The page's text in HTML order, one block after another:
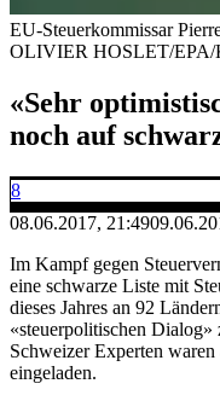
EU-Steuerkommissar
OLIVIER HOSLET/
«Sehr
noch auf
8
08.06.2017, 21:49
Im Kampf gegen
eine schwarze Liste mit
dieses Jahres an 92
«steuerpolitischen Dialog»
Schweizer Experten
eingeladen.